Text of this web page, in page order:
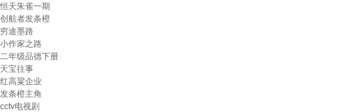
恒天朱雀一期
创航者发条橙
穷途墨路
小作家之路
二年级品德下册
天宝往事
红高粱企业
发条橙主角
cctv电视剧